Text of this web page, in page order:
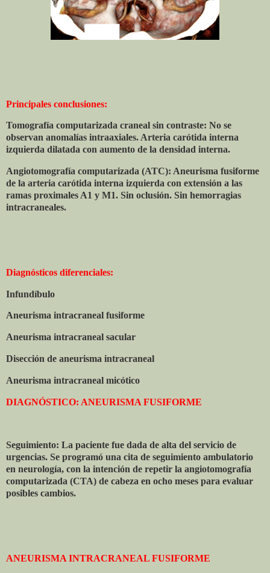
Principales conclusiones:
Tomografía computarizada craneal sin contraste: No se
observan anomalías intraaxiales. Arteria carótida interna
izquierda dilatada con aumento de la densidad interna.
Angiotomografía computarizada (ATC): Aneurisma fusiforme
de la arteria carótida interna izquierda con extensión a las
ramas proximales A1 y M1. Sin oclusión. Sin hemorragias
intracraneales.
Diagnósticos diferenciales:
Infundíbulo
Aneurisma intracraneal fusiforme
Aneurisma intracraneal sacular
Disección de aneurisma intracraneal
Aneurisma intracraneal micótico
DIAGNÓSTICO: ANEURISMA FUSIFORME
Seguimiento: La paciente fue dada de alta del servicio de
urgencias. Se programó una cita de seguimiento ambulatorio
en neurología, con la intención de repetir la angiotomografía
computarizada (CTA) de cabeza en ocho meses para evaluar
posibles cambios.
ANEURISMA INTRACRANEAL FUSIFORME